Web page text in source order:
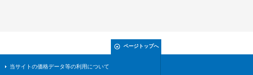
ページトップへ
当サイトの価格データ等の利用について